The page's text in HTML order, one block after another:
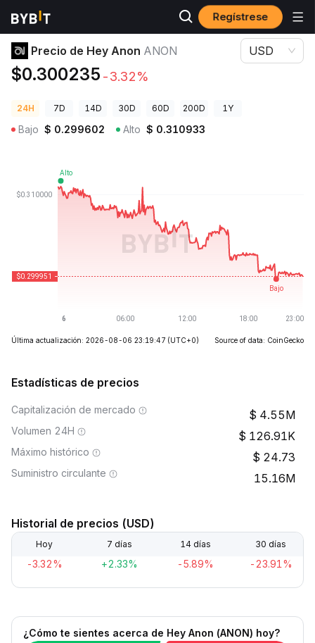
Regístrese
Precios de Criptomonedas Precio de Hey Anon ANON
Precio de Hey Anon ANON
$0.300235 -3.32%
USD
24H 7D 14D 30D 60D 200D 1Y
Bajo $ 0.299602 Alto $ 0.310933
Última actualización: 2026-08-06 23:19:47 (UTC+0) Source of data: CoinGecko
Estadísticas de precios
Capitalización de mercado 4.55M
Volumen 24H 126.91K
Máximo histórico 24.73
Suministro circulante 15.16M
Historial de precios (USD)
Hoy 7 días 14 días 30 días
-3.32% +2.33% -5.89% -23.91%
¿Cómo te sientes acerca de Hey Anon (ANON) hoy?